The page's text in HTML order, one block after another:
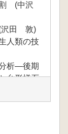
割 (中沢
沢田 敦)
人類の技
析―後期
台形様石
石器群の
使用の一